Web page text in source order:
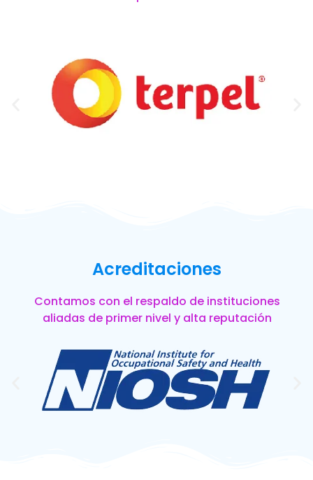
Acreditaciones
Contamos con el respaldo de instituciones
aliadas de primer nivel y alta reputación